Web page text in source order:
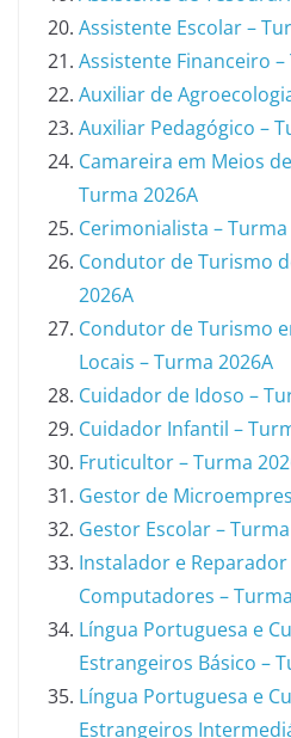
Assistente Escolar –
Assistente Financeiro
Auxiliar de
Auxiliar Pedagógico –
Camareira em Meios
Turma 2026A
Cerimonialista – Turma
Condutor de Turismo
2026A
Condutor de Turismo
Locais – Turma 2026A
Cuidador de Idoso –
Cuidador Infantil –
Fruticultor – Turma
Gestor de
Gestor Escolar –
Instalador e Reparador
Computadores –
Língua Portuguesa e
Estrangeiros Básico –
Língua Portuguesa e
Estrangeiros